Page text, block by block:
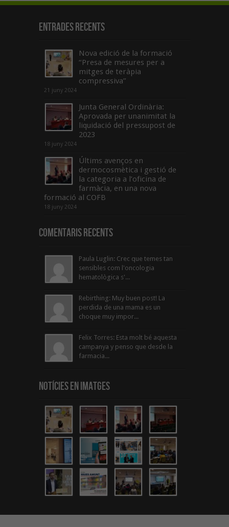
Entrades recents
Nova edició de la formació
“Presa de mesures per a
mitges de teràpia
compressiva”
21 juny 2024
Junta General Ordinària:
Aprovada per unanimitat la
liquidació del pressupost de
2023
18 juny 2024
Últims avenços en
dermocosmètica i gestió de
la categoria a l’oficina de
farmàcia, en una nova
formació al COFB
18 juny 2024
Comentaris Recents
Paula Luglin: Crec que temes tan
sensibles com l'oncologia
hematològica s'...
Rebirthing: Muy buen post! La
perdida de una mama es un
choque muy impor...
Felix Torres: Esta molt bé aquesta
campanya y penso que desde la
farmacia...
Notícies en Imatges